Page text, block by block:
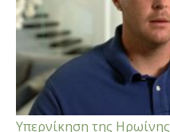
Υπερνίκηση της Ηρωίνης